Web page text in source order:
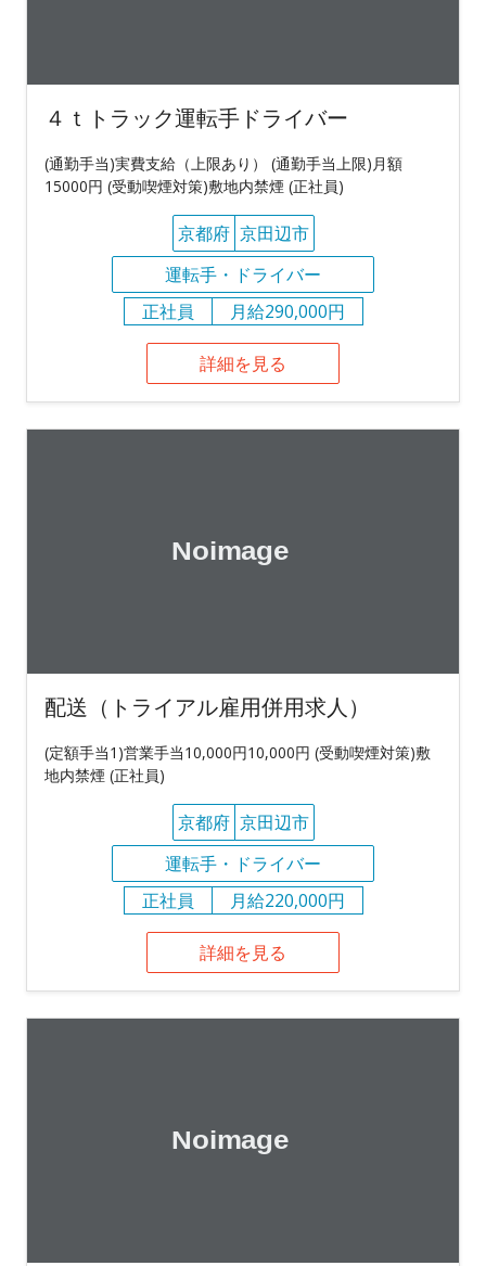
４ｔトラック運転手ドライバー
(通勤手当)実費支給（上限あり） (通勤手当上限)月額
15000円 (受動喫煙対策)敷地内禁煙 (正社員)
京都府 京田辺市
運転手・ドライバー
正社員
月給290,000円
詳細を見る
配送（トライアル雇用併用求人）
(定額手当1)営業手当10,000円10,000円 (受動喫煙対策)敷
地内禁煙 (正社員)
京都府 京田辺市
運転手・ドライバー
正社員
月給220,000円
詳細を見る